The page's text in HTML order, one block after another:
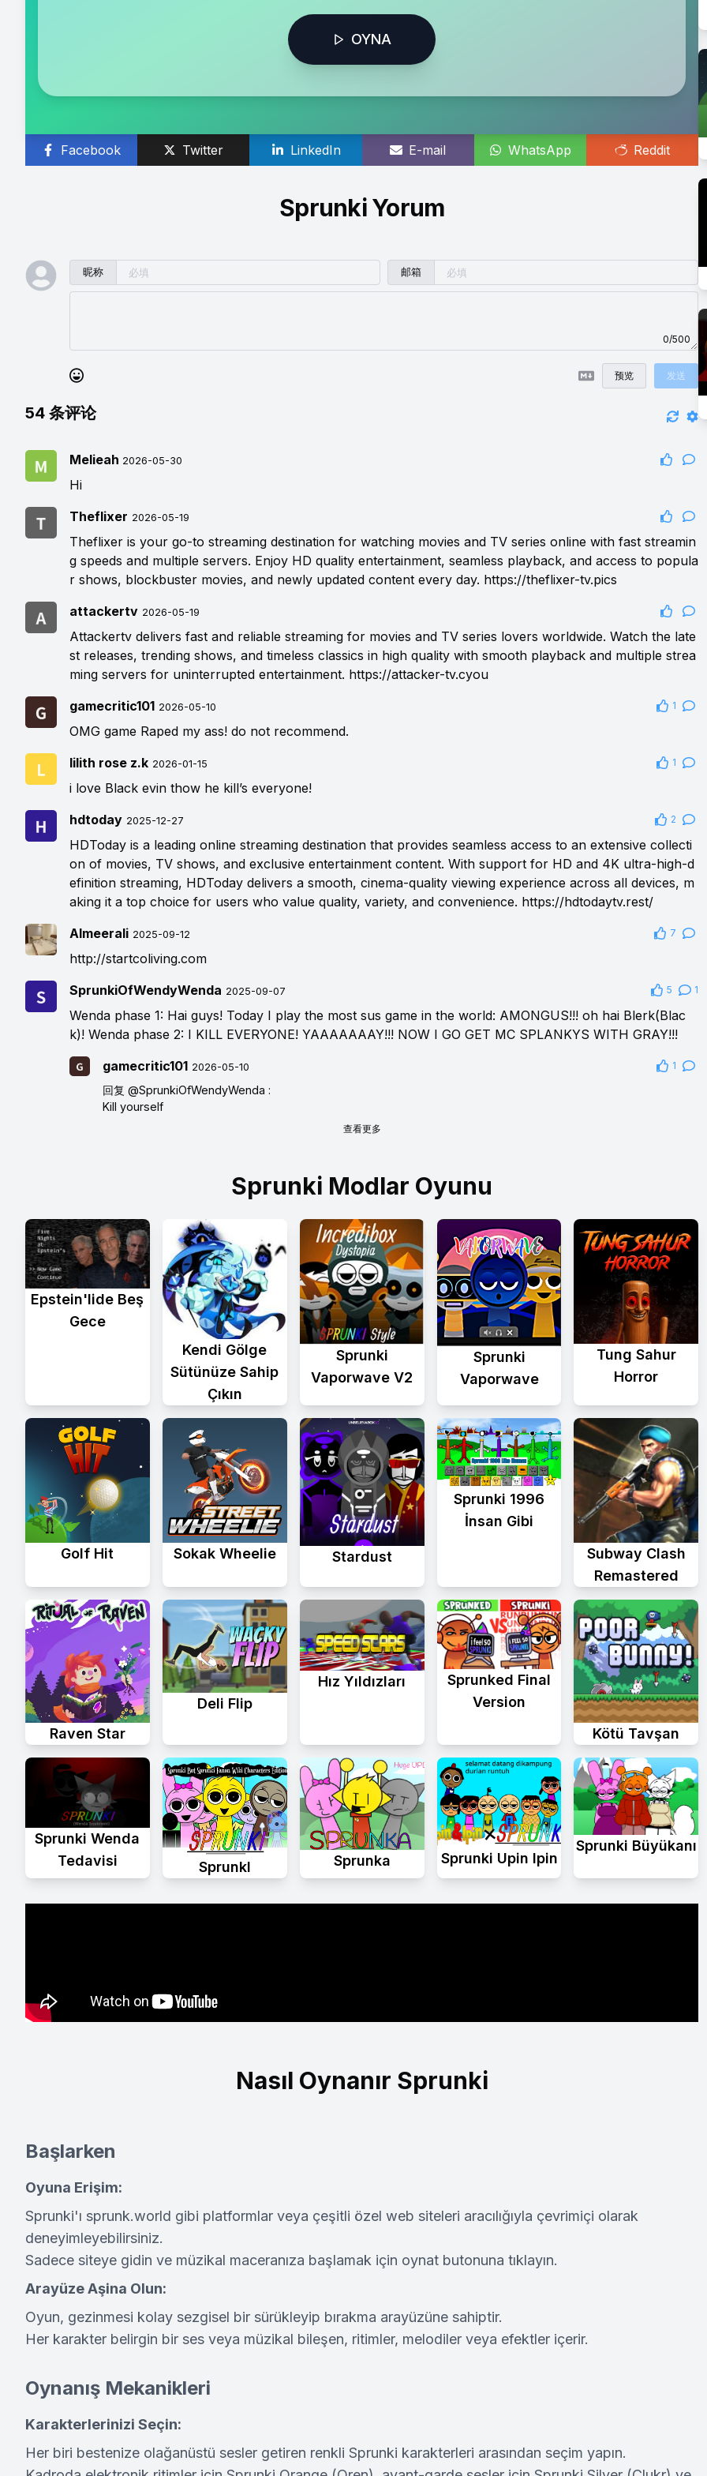
OYNA
Facebook Twitter LinkedIn E-mail WhatsApp Reddit
Sprunki Yorum
昵称 邮箱
0/500
预览 发送
54 条评论
Melieah 2026-05-30
Hi
Theflixer 2026-05-19
Theflixer is your go-to streaming destination for watching movies and TV series online with fast streamin
g speeds and multiple servers. Enjoy HD quality entertainment, seamless playback, and access to popula
r shows, blockbuster movies, and newly updated content every day. https://theflixer-tv.pics
attackertv 2026-05-19
Attackertv delivers fast and reliable streaming for movies and TV series lovers worldwide. Watch the late
st releases, trending shows, and timeless classics in high quality with smooth playback and multiple strea
ming servers for uninterrupted entertainment. https://attacker-tv.cyou
gamecritic101 2026-05-10 1
OMG game Raped my ass! do not recommend.
lilith rose z.k 2026-01-15 1
i love Black evin thow he kill’s everyone!
hdtoday 2025-12-27 2
HDToday is a leading online streaming destination that provides seamless access to an extensive collecti
on of movies, TV shows, and exclusive entertainment content. With support for HD and 4K ultra-high-d
efinition streaming, HDToday delivers a smooth, cinema-quality viewing experience across all devices, m
aking it a top choice for users who value quality, variety, and convenience. https://hdtodaytv.rest/
Almeerali 2025-09-12 7
http://startcoliving.com
SprunkiOfWendyWenda 2025-09-07 5 1
Wenda phase 1: Hai guys! Today I play the most sus game in the world: AMONGUS!!! oh hai Blerk(Blac
k)! Wenda phase 2: I KILL EVERYONE! YAAAAAAAY!!! NOW I GO GET MC SPLANKYS WITH GRAY!!!
gamecritic101 2026-05-10 1
回复 @SprunkiOfWendyWenda :
Kill yourself
查看更多
Sprunki Modlar Oyunu
Epstein'lide Beş
Gece
Kendi Gölge
Sütünüze Sahip
Çıkın
Sprunki
Vaporwave V2
Sprunki
Vaporwave
Tung Sahur
Horror
Golf Hit Sokak Wheelie Stardust
Sprunki 1996
İnsan Gibi
Subway Clash
Remastered
Raven Star
Deli Flip
Hız Yıldızları
Sprunked Final
Version
Kötü Tavşan
Sprunki Wenda
Tedavisi
Sprunkl Sprunka Sprunki Upin Ipin
Sprunki Büyükanı
Nasıl Oynanır Sprunki
Başlarken
Oyuna Erişim:
Sprunki'ı sprunk.world gibi platformlar veya çeşitli özel web siteleri aracılığıyla çevrimiçi olarak
deneyimleyebilirsiniz.
Sadece siteye gidin ve müzikal maceranıza başlamak için oynat butonuna tıklayın.
Arayüze Aşina Olun:
Oyun, gezinmesi kolay sezgisel bir sürükleyip bırakma arayüzüne sahiptir.
Her karakter belirgin bir ses veya müzikal bileşen, ritimler, melodiler veya efektler içerir.
Oynanış Mekanikleri
Karakterlerinizi Seçin:
Her biri bestenize olağanüstü sesler getiren renkli Sprunki karakterleri arasından seçim yapın.